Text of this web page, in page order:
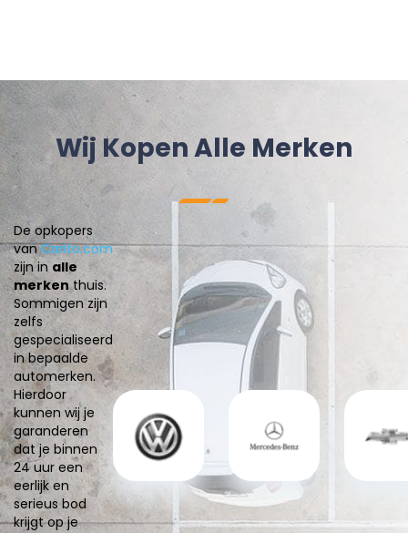
Wij Kopen Alle Merken
De opkopers
vanCarito.com
zijn inalle
merkenthuis.
Sommigen zijn
zelfs
gespecialiseerd
in bepaalde
automerken.
Hierdoor
kunnen wij je
garanderen
dat je binnen
24 uur een
eerlijk en
serieus bod
krijgt op je